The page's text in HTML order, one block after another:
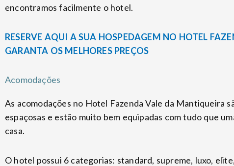
encontramos facilmente o hotel.
RESERVE AQUI A SUA HOSPEDAGEM NO HOTEL
GARANTA OS MELHORES PREÇOS
Acomodações
As acomodações no Hotel Fazenda Vale da Mantiqueira
espaçosas e estão muito bem equipadas com tudo que
casa.
O hotel possui 6 categorias: standard, supreme, luxo,